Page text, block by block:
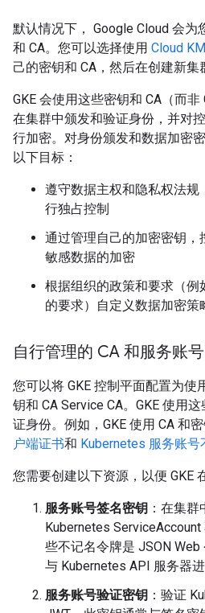
默认情况下， Google Cloud 会为
和 CA。您可以选择使用 Cloud
己的密钥和 CA，然后在创建新集
GKE 会使用这些密钥和 CA（而非
在集群中颁发和验证身份，并对
行加密。对身份颁发和数据加密
以下目标：
遵守数据主权和隐私权法
行独占控制
通过管理自己的加密密钥，
敏感数据的加密
根据组织的政策和要求（例
的要求）自定义数据加密策
自行管理的 CA 和服务账
您可以将 GKE 控制平面配置为使
钥和 CA Service CA。GKE 使用
证身份。例如，GKE 使用 CA 和
户端证书和 Kubernetes 服务账号
您需要创建以下资源，以便 GKE
服务账号签名密钥 ：在集
Kubernetes
些不记名令牌是 JSON
与 Kubernetes API 服务器进
服务账号验证密钥 ：验证